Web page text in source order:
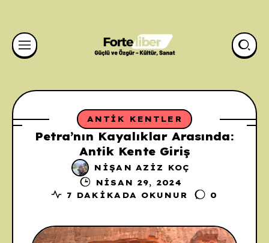
ANTIK KENTLER
Petra’nın Kayalıklar Arasında:
Antik Kente Giriş
NIŞAN AZIZ KOÇ
NISAN 29, 2024
7 DAKIKADA OKUNUR
0